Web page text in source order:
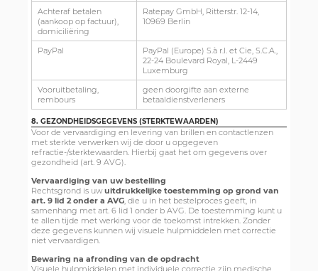
Achteraf betalen
(aankoop op factuur),
domiciliëring
Ratepay GmbH, Ritterstr. 12-14,
10969 Berlin
PayPal
PayPal (Europe) S.à r.l. et Cie, S.C.A.,
22-24 Boulevard Royal, L-2449
Luxemburg
Vooruitbetaling,
rembours
geen doorgifte aan externe
betaaldienstverleners
8. GEZONDHEIDSGEGEVENS (STERKTEWAARDEN)
Voor de vervaardiging en levering van brillen en contactlenzen
met sterkte verwerken wij de door u opgegeven
refractie-/sterktewaarden. Hierbij gaat het om gegevens over
gezondheid (art. 9 AVG).
Vervaardiging van uw bestelling
Rechtsgrond is uwuitdrukkelijke toestemming op grond van
art. 9 lid 2 onder a AVG, die u in het bestelproces geeft, in
samenhang met art. 6 lid 1 onder b AVG. De toestemming kunt u
te allen tijde met werking voor de toekomst intrekken. Zonder
deze gegevens kunnen wij visuele hulpmiddelen met correctie
niet vervaardigen.
Bewaring na afronding van de opdracht
Visuele hulpmiddelen met individuele correctie zijn medische